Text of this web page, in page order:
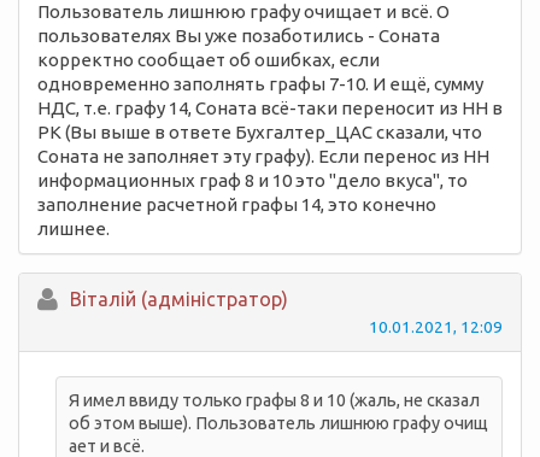
Пользователь лишнюю графу очищает и всё. О
пользователях Вы уже позаботились - Соната
корректно сообщает об ошибках, если
одновременно заполнять графы 7-10. И ещё, сумму
НДС, т.е. графу 14, Соната всё-таки переносит из НН в
РК (Вы выше в ответе Бухгалтер_ЦАС сказали, что
Соната не заполняет эту графу). Если перенос из НН
информационных граф 8 и 10 это "дело вкуса", то
заполнение расчетной графы 14, это конечно
лишнее.
Вiталій (адміністратор)
10.01.2021, 12:09
Я имел ввиду только графы 8 и 10 (жаль, не сказал
об этом выше). Пользователь лишнюю графу очищ
ает и всё.